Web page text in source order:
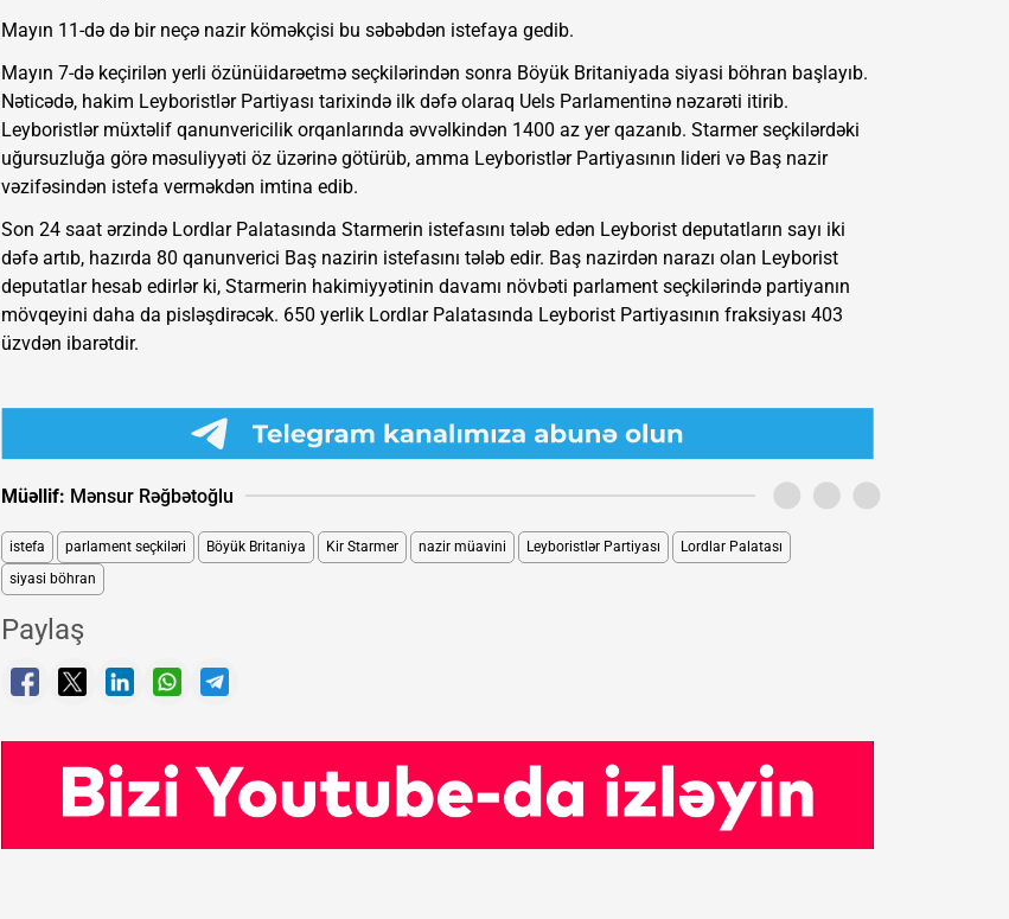
Mayın 11-də də bir neçə nazir köməkçisi bu səbəbdən istefaya gedib.
Mayın 7-də keçirilən yerli özünüidarəetmə seçkilərindən sonra Böyük Britaniyada siyasi böhran başlayıb.
Nəticədə, hakim Leyboristlər Partiyası tarixində ilk dəfə olaraq Uels Parlamentinə nəzarəti itirib.
Leyboristlər müxtəlif qanunvericilik orqanlarında əvvəlkindən 1400 az yer qazanıb. Starmer seçkilərdəki
uğursuzluğa görə məsuliyyəti öz üzərinə götürüb, amma Leyboristlər Partiyasının lideri və Baş nazir
vəzifəsindən istefa verməkdən imtina edib.
Son 24 saat ərzində Lordlar Palatasında Starmerin istefasını tələb edən Leyborist deputatların sayı iki
dəfə artıb, hazırda 80 qanunverici Baş nazirin istefasını tələb edir. Baş nazirdən narazı olan Leyborist
deputatlar hesab edirlər ki, Starmerin hakimiyyətinin davamı növbəti parlament seçkilərində partiyanın
mövqeyini daha da pisləşdirəcək. 650 yerlik Lordlar Palatasında Leyborist Partiyasının fraksiyası 403
üzvdən ibarətdir.
Müəllif: Mənsur Rəğbətoğlu
istefa parlament seçkiləri Böyük Britaniya Kir Starmer nazir müavini Leyboristlər Partiyası
Lordlar Palatası
siyasi böhran
Paylaş